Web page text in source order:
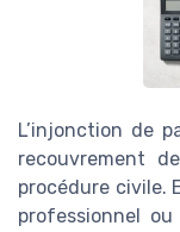
L’injonction de
recouvrement
procédure civile.
professionnel